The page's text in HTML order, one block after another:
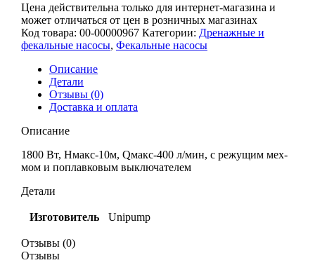
Цена действительна только для интернет-магазина и
может отличаться от цен в розничных магазинах
Код товара: 00-00000967 Категории: Дренажные и
фекальные насосы, Фекальные насосы
Описание
Детали
Отзывы (0)
Доставка и оплата
Описание
1800 Вт, Нмакс-10м, Qмакс-400 л/мин, с режущим мех-
мом и поплавковым выключателем
Детали
Изготовитель Unipump
Отзывы (0)
Отзывы